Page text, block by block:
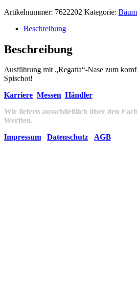
Artikelnummer: 7622202 Kategorie:
Beschreibung
Beschreibung
Ausführung mit „Regatta“-Nase zum
Spischot!
Karriere Messen Händler
Wir liefern ausschließlich über den
Werften.
Impressum
Datenschutz AGB